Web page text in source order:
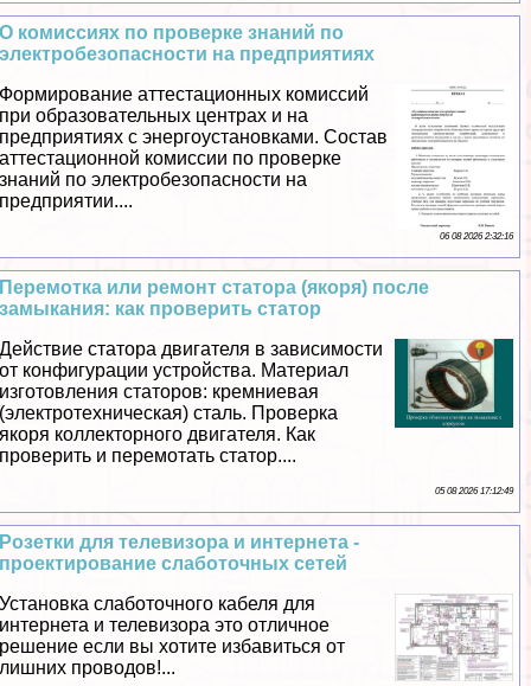
О комиссиях по проверке знаний по
электробезопасности на предприятиях
Формирование аттестационных комиссий
при образовательных центрах и на
предприятиях с энергоустановками. Состав
аттестационной комиссии по проверке
знаний по электробезопасности на
предприятии....
06 08 2026 2:32:16
Перемотка или ремонт статора (якоря) после
замыкания: как проверить статор
Действие статора двигателя в зависимости
от конфигурации устройства. Материал
изготовления статоров: кремниевая
(электротехническая) сталь. Проверка
якоря коллекторного двигателя. Как
проверить и перемотать статор....
05 08 2026 17:12:49
Розетки для телевизора и интернета -
проектирование слаботочных сетей
Установка слаботочного кабеля для
интернета и телевизора это отличное
решение если вы хотите избавиться от
лишних проводов!...